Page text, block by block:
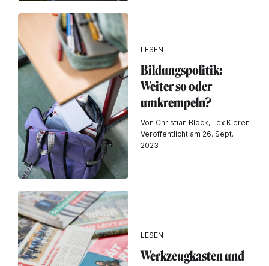
LESEN
Bildungspolitik:
Weiter so oder
umkrempeln?
Von Christian Block, Lex Kleren
Veröffentlicht am 26. Sept.
2023
LESEN
Werkzeugkasten und